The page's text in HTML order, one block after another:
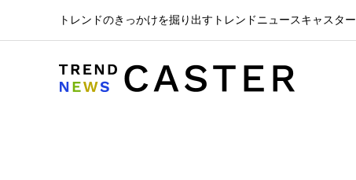
トレンドのきっかけを掘り出すトレンドニュースキャスター